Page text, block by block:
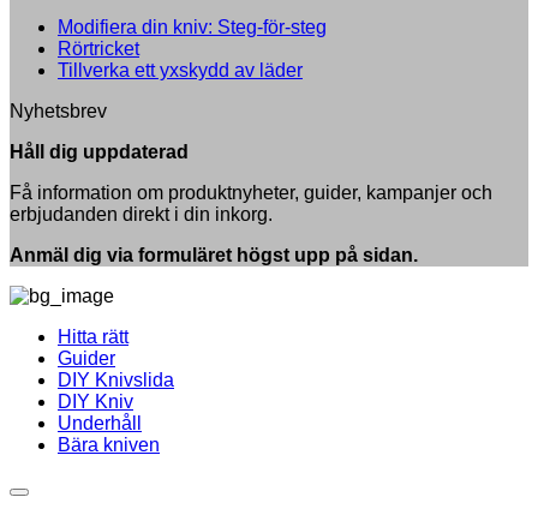
Modifiera din kniv: Steg-för-steg
steg
RörtricketInga
kommentarer
Tillverka ett yxskydd av läderInga
av
Nyhetsbrev
Håll dig uppdaterad
Få information om produktnyheter, guider, kampanjer och
erbjudanden direkt i din inkorg.
Anmäl dig via formuläret högst upp på sidan.
Hitta rätt
Guider
DIY Knivslida
DIY Kniv
Underhåll
Bära kniven